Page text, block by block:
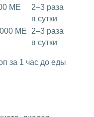
МЕ
2–3 раза
в сутки
000 МЕ
2–3 раза
в сутки
за 1 час до еды